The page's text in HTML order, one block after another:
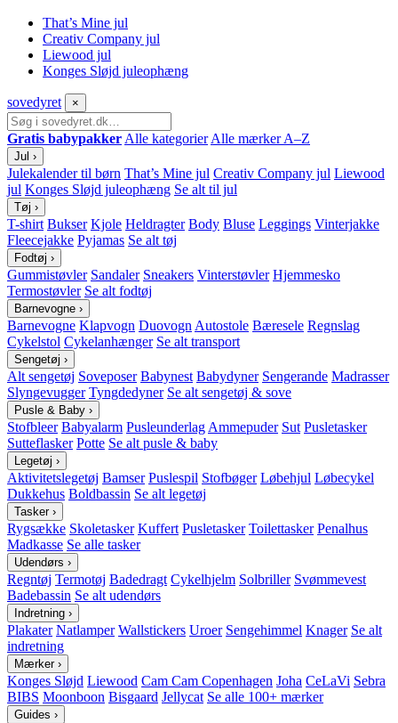
That’s Mine jul
Creativ Company jul
Liewood jul
Konges Sløjd juleophæng
sovedyret ×
Gratis babypakker Alle kategorier Alle mærker A–Z
Jul ›
Julekalender til børn That’s Mine jul Creativ Company jul Liewood
jul Konges Sløjd juleophæng Se alt til jul
Tøj ›
T-shirt Bukser Kjole Heldragter Body Bluse Leggings Vinterjakke
Fleecejakke Pyjamas Se alt tøj
Fodtøj ›
Gummistøvler Sandaler Sneakers Vinterstøvler Hjemmesko
Termostøvler Se alt fodtøj
Barnevogne ›
Barnevogne Klapvogn Duovogn Autostole Bæresele Regnslag
Cykelstol Cykelanhænger Se alt transport
Sengetøj ›
Alt sengetøj Soveposer Babynest Babydyner Sengerande Madrasser
Slyngevugger Tyngdedyner Se alt sengetøj & sove
Pusle & Baby ›
Stofbleer Babyalarm Pusleunderlag Ammepuder Sut Pusletasker
Sutteflasker Potte Se alt pusle & baby
Legetøj ›
Aktivitetslegetøj Bamser Puslespil Stofbøger Løbehjul Løbecykel
Dukkehus Boldbassin Se alt legetøj
Tasker ›
Rygsække Skoletasker Kuffert Pusletasker Toilettasker Penalhus
Madkasse Se alle tasker
Udendørs ›
Regntøj Termotøj Badedragt Cykelhjelm Solbriller Svømmevest
Badebassin Se alt udendørs
Indretning ›
Plakater Natlamper Wallstickers Uroer Sengehimmel Knager Se alt
indretning
Mærker ›
Konges Sløjd Liewood Cam Cam Copenhagen Joha CeLaVi Sebra
BIBS Moonboon Bisgaard Jellycat Se alle 100+ mærker
Guides ›